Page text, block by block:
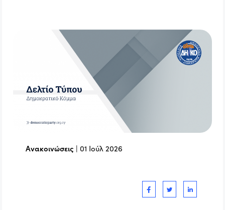
Ανακοινώσεις |01 Ιούλ 2026